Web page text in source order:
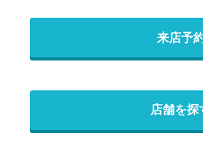
来店予
店舗を探